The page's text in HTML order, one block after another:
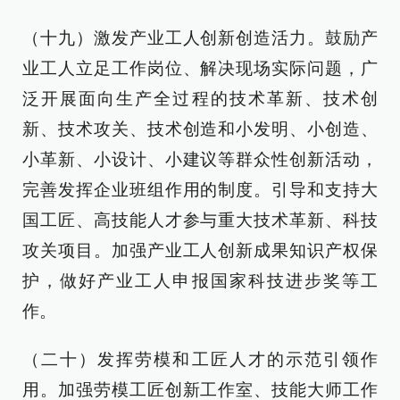
（十九）激发产业工人创新创造活力。鼓励产
业工人立足工作岗位、解决现场实际问题，广
泛开展面向生产全过程的技术革新、技术创
新、技术攻关、技术创造和小发明、小创造、
小革新、小设计、小建议等群众性创新活动，
完善发挥企业班组作用的制度。引导和支持大
国工匠、高技能人才参与重大技术革新、科技
攻关项目。加强产业工人创新成果知识产权保
护，做好产业工人申报国家科技进步奖等工
作。
（二十）发挥劳模和工匠人才的示范引领作
用。加强劳模工匠创新工作室、技能大师工作